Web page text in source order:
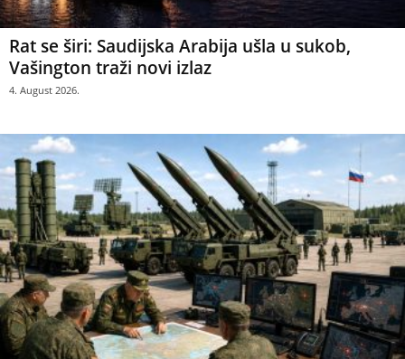
Rat se širi: Saudijska Arabija ušla u sukob,
Vašington traži novi izlaz
4. August 2026.